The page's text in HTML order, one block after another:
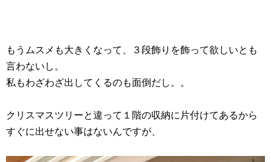
もうムスメも大きくなって、３段飾りを飾って欲しいとも
言わないし。
私もわざわざ出してくるのも面倒だし。。
クリスマスツリーと違って１階の収納に片付けてあるから
すぐに出せない事はないんですが、